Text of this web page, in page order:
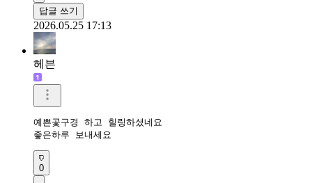
답글 쓰기
2026.05.25 17:13
헤븐
예쁜곷구경 하고 힐링하셨네요
좋은하루 보내세요
0